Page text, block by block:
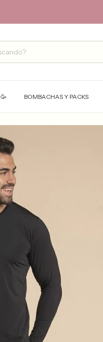
✨10%
BOMBACHAS Y PACKS